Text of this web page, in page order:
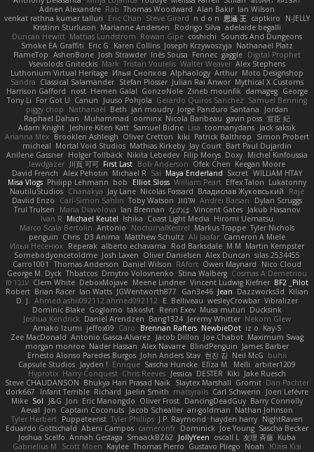
Adrien Alexandre Rab Thomas Woodward Alan Bakir Ian Wilson
venkat rathna kumar talluri
Eric Chan Steve Girard n d o n 思涵 王 captkiro
N-JELLY
Kristinn Sturluson Marianne Andersen Rodrigo Silva adelaide begalli
Duncan Hewitt Mattias Lundstrom Rowan Gipe coshichi Sounds And Dungeons
Smoke EA Graffiti Eric G Karen Collins Joseph Krzywoszyja Nathanaël Platz
FlameTop AshenBone Josh Strawder Inês Sousa Fennec gaggle Digital Prophet
Vsevolods Gniteckis Mark Tristan Voulelis Walter Weaver Alex Stephens
Luthonium Virtual Heritage Илья Снопков Alphaology Arthur Moto Designshop
Sandra Classical Salamander Stefan Plösser Julian Rai Anwor Mythical X Customs
Harrison Gafford
nost Hemen Galal GonzoNole Zineb mounfik damageg George
Tony Li For Got U Canun Juuso Pohjola Gerardo Quiros Sanchez Samuel Benning
piggy chop
Nathanaël Beth jan moudry Jorge Panduro Santana
Jordan
Raphael Dahan
Muhammad oominx Nicola Baribeau gavin poss 宣臣 紀
Adam Knight Jeshire Kiten Katt Samuel Bidne Lisa toomanydans Jack saksik
Arianna Mex Brooklen Ashleigh Oliver Cretton kiki Patrick Balthrop
Simon Probert
micheal Mortal Void Studios Mathias Kirkeby Jay Court Bart Paul Dujardin
Anilene Gassner Holger Tollbäck Nikita Lebedev Filip Morys Doxy Michel Kinfoussia
lewdgazer 川頁 可可 First Last Bob Anderson Ofek Chen Keegan Moore
David French Alex Pehotin Michael R Sai Maya Enderland Sxcret WILLIAM HTAY
Misa Vlogs Philipp Lehmann bob Elliot Sloss William Peart Effex Talon Lukatonny
NautiluStudios Chanakya Jay Lane Nicolas Fossard Владислав Жуковський
Raje
Daviid Enzo
Carl-Simon Sahlin Toby Watson אלמוג Andrei Barsan
Dylan Scruggs
Trul Trulsen
Maria Diavolova Ian Brennan なのは Vincent Gates Jakub Hasanov
Ivan R Michael Keutel Ishika Coast Light Media Hiromi Uematsu
Marco Scala Bertolin Antonio NocturnalKestrel Markus Trappe Tyler Nichols
penguin Chris D3 Anima Matthew Schultz Ali Jaafar Cameron A Miele
Илья Несенюк Reperak alberto echavarria Rod Barksdale M M Martin Kempster
Somebodyoncetoldme Josh Laxen Oliver Danielsen Alex Duncan silas 2534455
Carro1001
Thomas Anderson Daniel Wilson RAfort Owen Maynard
Nico Cloud
George M. Dyck Thbatcos Dmytro Volovnenko Stina Walberg Cosmas A Demetriou
ענבר פז Clem White DeboxMojave Meene Lindner Vincent Ludwig Kiefner BF2 _Pilot
Robert Brian Racer Ian Watts JGWentworth877 Gan3e46 Jean Dazzworks3d Kilian
D. J. Ahmed.ashii092112 ahmed092112 E. Belliveau wesleyCrowbar Vibralizer
Dominic Blake Goglomo takoslvt Renn Exev Musa muturi Ducksink
Joshua Kendrick Daniel Arendzen Bang1324 Jeremy Whitter Nekom Glew
Amako Izumi jeffox09 Caro Brennan Rafters NewbieDot iz o Kay-S
Zee MacDonald Antonio Gasca-Alvarez Jacob Dillon Joe Chabot Maximum Swag
morgan monroe Nader Hassan Alex Navarre BlindPenguin James Barber
Ernesto Alonso Paredes Burgos John Anders Stav 현진 김 Neil McG buhii
Capsule Studios Jayden ! Enrique Sascha Huncke Elīza M. Melli arbiter1209
Hyprotix Harry Conquest Chris Reeves Jessica DESTER Kiki Jake Ruesch
Steve CHAUDANSON Bhukya Hari Prasad Naik Slaytex Marshall Gromit Dan Pachter
dork667
Infant Terrible Richard Jaelin Smith mattyrails Carl Schwerin
Joeri Lefévre
Mike Sol J&G Jon Eric Manongdo Oliver Frost DancingDeadGuy Barry Connolly
Aeval Jon Captain Coconuts Jacob Schealler ari-goldman Nathan Johnson
Tyler Herbert Puppeteerist Tyler Phillips J.P. Raymond hayden harry NightRaven
Eduardo Gottschald Abeni Campos cameronfr Dominick Joe Young Sascha Becker
Joshua Scelfo Annah Gestaga SmaackBZ62 JollyYeen oscall L 友理 斉藤 Kuba
Gabrielius M
Scott Moen Kaylee Thomas Pierro Gustavo Pliego Noah
Юлія Кізі